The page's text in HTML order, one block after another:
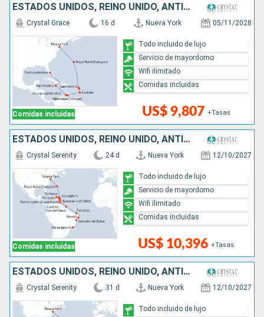
ESTADOS UNIDOS, REINO UNIDO, ANTIGUA Y BARBUDA, SANTA LUCIA, ARUBA, JAMAICA
Comidas incluidas
Crystal Grace 16 d Nueva York 05/11/2028
US$ 9,807 +Tasas
Todo incluido de lujo
Servicio de mayordomo
Wifi ilimitado
Comidas incluidas
ESTADOS UNIDOS, REINO UNIDO, ANTIGUA Y BARBUDA, FRANCIA, PUERTO RICO, SANTA LUCIA, TRINIDAD Y TOBAGO, BRASIL
Comidas incluidas
Crystal Serenity 24 d Nueva York 12/10/2027
US$ 10,396 +Tasas
Todo incluido de lujo
Servicio de mayordomo
Wifi ilimitado
Comidas incluidas
ESTADOS UNIDOS, REINO UNIDO, ANTIGUA Y BARBUDA, FRANCIA, PUERTO RICO, SANTA LUCIA, TRINIDAD Y TOBAGO, BRASIL, URUGUAY, ARGENTINA
Crystal Serenity 31 d Nueva York 12/10/2027
Todo incluido de lujo